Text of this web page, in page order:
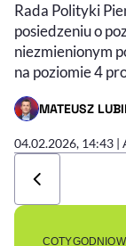
Rada Polityki
posiedzeniu o
niezmienionym
na poziomie 4
MATEUSZ
- AUTOR
04.02.2026, 14:43 |